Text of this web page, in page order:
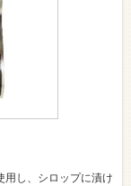
用し、シロップに漬け